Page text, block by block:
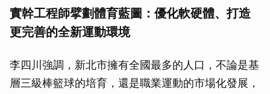
實幹工程師擘劃體育藍圖：優化軟硬體、打造
更完善的全新運動環境
李四川強調，新北市擁有全國最多的人口，不論是基
層三級棒籃球的培育，還是職業運動的市場化發展，